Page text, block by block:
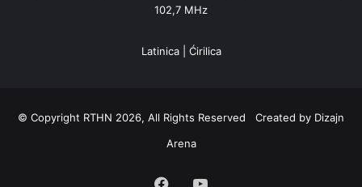
102,7 MHz
Latinica| Ćirilica
© Copyright RTHN 2026, All Rights Reserved Created by Dizajn
Arena
Facebook